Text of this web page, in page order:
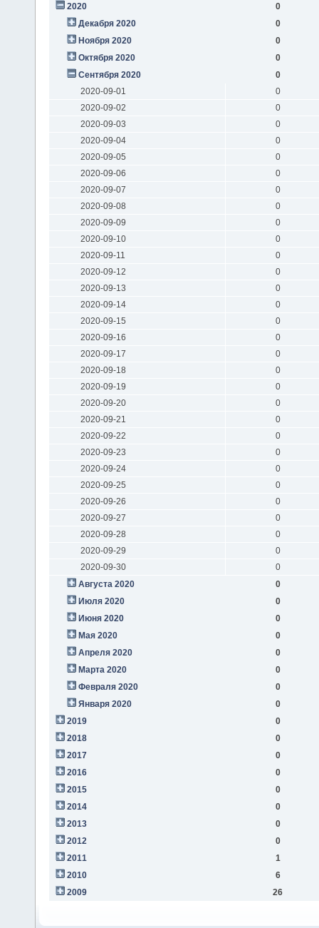
2020
0
Декабря 2020
0
Ноября 2020
0
Октября 2020
0
Сентября 2020
0
2020-09-01
0
2020-09-02
0
2020-09-03
0
2020-09-04
0
2020-09-05
0
2020-09-06
0
2020-09-07
0
2020-09-08
0
2020-09-09
0
2020-09-10
0
2020-09-11
0
2020-09-12
0
2020-09-13
0
2020-09-14
0
2020-09-15
0
2020-09-16
0
2020-09-17
0
2020-09-18
0
2020-09-19
0
2020-09-20
0
2020-09-21
0
2020-09-22
0
2020-09-23
0
2020-09-24
0
2020-09-25
0
2020-09-26
0
2020-09-27
0
2020-09-28
0
2020-09-29
0
2020-09-30
0
Августа 2020
0
Июля 2020
0
Июня 2020
0
Мая 2020
0
Апреля 2020
0
Марта 2020
0
Февраля 2020
0
Января 2020
0
2019
0
2018
0
2017
0
2016
0
2015
0
2014
0
2013
0
2012
0
2011
1
2010
6
2009
26